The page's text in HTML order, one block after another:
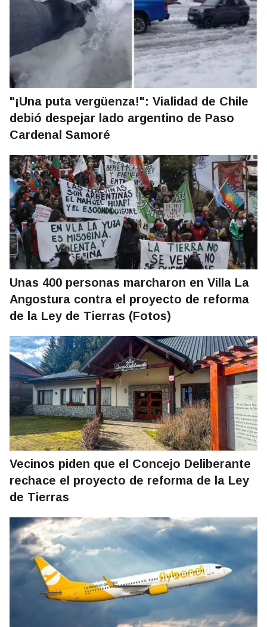
"¡Una puta vergüenza!": Vialidad de Chile
debió despejar lado argentino de Paso
Cardenal Samoré
Unas 400 personas marcharon en Villa La
Angostura contra el proyecto de reforma
de la Ley de Tierras (Fotos)
Vecinos piden que el Concejo Deliberante
rechace el proyecto de reforma de la Ley
de Tierras